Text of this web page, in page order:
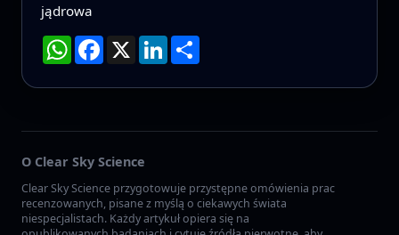
jądrowa
WhatsApp
Facebook
X LinkedInPodziel
się
O Clear Sky Science
Clear Sky Science przygotowuje przystępne omówienia prac
recenzowanych, pisane z myślą o ciekawych świata
niespecjalistach. Każdy artykuł opiera się na